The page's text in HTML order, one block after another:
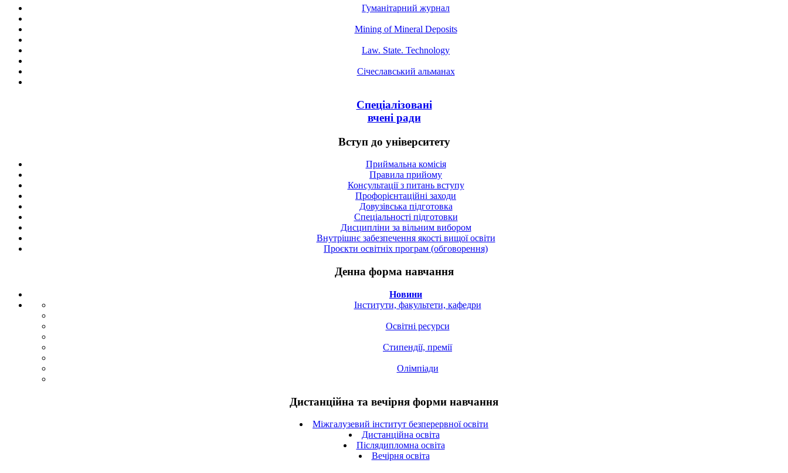
Гуманітарний журнал
Mining of Mineral Deposits
Law. State. Technology
Січеславський альманах
Спеціалізовані
вчені ради
Вступ до університету
Приймальна комісія
Правила прийому
Консультації з питань вступу
Профорієнтаційні заходи
Довузівська підготовка
Спецiальностi підготовки
Дисципліни за вільним вибором
Внутрішнє забезпечення якості вищої освіти
Проєкти освітніх програм (обговорення)
Денна форма навчання
Новини
Інститути, факультети, кафедри
Освітні ресурси
Стипендії, премії
Олімпіади
Дистанційна та вечірня форми навчання
Міжгалузевий інститут безперервної освіти
Дистанційна освіта
Післядипломна освіта
Вечірня освіта